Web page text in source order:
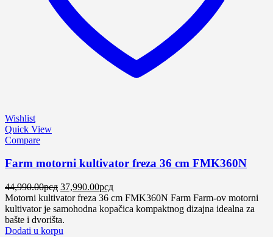
Wishlist
Quick View
Compare
Farm motorni kultivator freza 36 cm FMK360N
44,990.00рсд Оригинална
цена
је
била:
44,990.00рсд.
37,990.00рсдТренутна
цена
је:
Motorni kultivator freza 36 cm FMK360N Farm Farm-ov motorni
kultivator je samohodna kopačica kompaktnog dizajna idealna za
bašte i dvorišta.
Dodati u korpu